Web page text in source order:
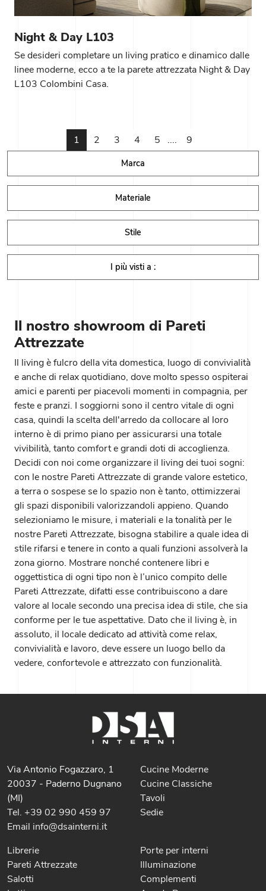
Night & Day L103
Se desideri completare un living pratico e dinamico dalle
linee moderne, ecco a te la parete attrezzata Night & Day
L103 Colombini Casa.
1 2 3 4 5 .... 9
Marca
Materiale
Stile
I più visti a :
Il nostro showroom di Pareti
Attrezzate
Il living è fulcro della vita domestica, luogo di convivialità
e anche di relax quotidiano, dove molto spesso ospiterai
amici e parenti per piacevoli momenti in compagnia, per
feste e pranzi. I soggiorni sono il centro vitale di ogni
casa, quindi la scelta dell'arredo da collocare al loro
interno è di primo piano per assicurarsi una totale
vivibilità, tanto comfort e grandi doti di accoglienza.
Decidi con noi come organizzare il living dei tuoi sogni:
con le nostre Pareti Attrezzate di grande valore estetico,
a terra o sospese se lo spazio non è tanto, ottimizzerai
gli spazi disponibili valorizzandoli appieno. Quando
selezioniamo le misure, i materiali e la tonalità per le
nostre Pareti Attrezzate, bisogna stabilire a quale idea di
stile rifarsi e tenere in conto a quali funzioni assolverà la
zona giorno. Mostrare nonché contenere libri e
oggettistica di ogni tipo non è l’unico compito delle
Pareti Attrezzate, difatti esse contribuiscono a dare
valore al locale secondo una precisa idea di stile, che sia
conforme per le tue aspettative. Dato che il living è, in
assoluto, il locale dedicato ad attività come relax,
convivialità e lavoro, deve essere un luogo bello da
vedere, confortevole e attrezzato con funzionalità.
Via Antonio Fogazzaro, 1
20037 - Paderno Dugnano
(MI)
Tel. +39 02 990 459 97
Email info@dsainterni.it
Cucine Moderne
Cucine Classiche
Tavoli
Sedie
Librerie
Pareti Attrezzate
Salotti
Porte per interni
Illuminazione
Complementi